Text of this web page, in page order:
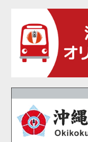
2021年03月
2021年02月
2021年01月
2020年12月
2020年11月
2020年10月
2020年09月
2020年08月
2020年07月